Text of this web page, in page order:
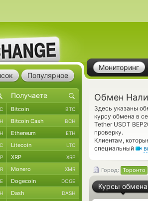
Мониторинг
Обмен
Здесь указаны
курсу обмена в
Tether USDT
проверку.
Клиентам,
специальный
Город: Торонто
Курсы обмена
Популярное
Bitcoin BTC
Bitcoin Cash BCH
Ethereum ETH
Litecoin LTC
XRP XRP
Monero XMR
Dogecoin DOGE
Dash DASH